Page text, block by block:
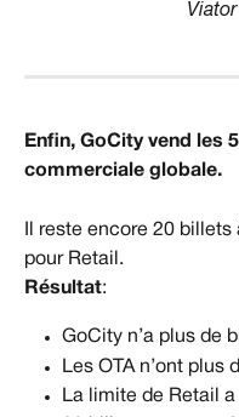
Enfin, GoCity vend les
commerciale globale.
Il reste encore 20
pour Retail.
Résultat:
GoCity n’a plus de
Les OTA n’ont plus
La limite de Retail